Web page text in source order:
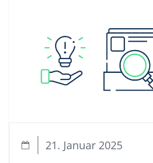
21. Januar 2025